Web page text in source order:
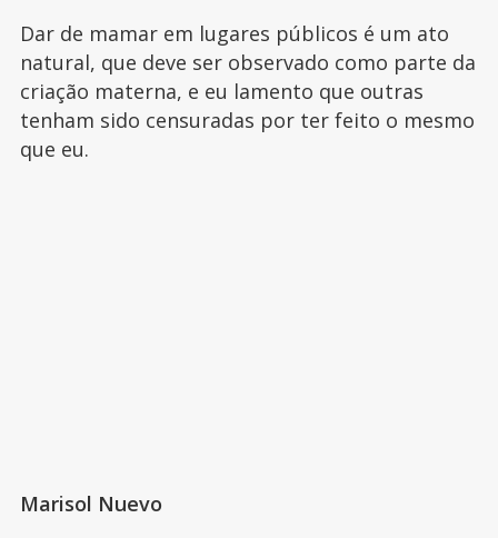
Dar de mamar em lugares públicos é um ato
natural, que deve ser observado como parte da
criação materna, e eu lamento que outras
tenham sido censuradas por ter feito o mesmo
que eu.
Marisol Nuevo